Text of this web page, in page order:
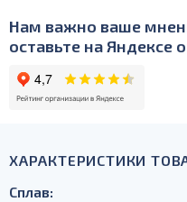
Нам важно ваше
оставьте на Яндексе
ХАРАКТЕРИСТИКИ
Сплав: